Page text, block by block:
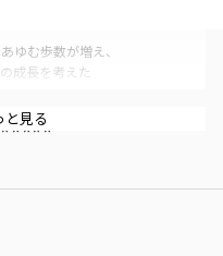
★★★★★
ゆむ歩数が増え、
成長を考えた
、
、
インです。
と見る